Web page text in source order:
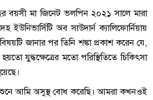
বয়সী মা জিনেট ভলপিন ২০২১ সালে মারা
ইউনিভার্সিটি অব সাউদার্ন ক্যালিফোর্নিয়ায়
জানার পর তিনি শঙ্কা প্রকাশ করেন যে,
যুদ্ধক্ষেত্রের মতো পরিস্থিতিতে চিকিৎসা
শুনে আমি অসুস্থ বোধ করেছি। আমরা কখনওই